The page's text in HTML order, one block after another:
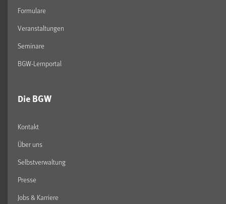
Formulare
Veranstaltungen
Seminare
BGW-Lernportal
Die BGW
Kontakt
Über uns
Selbstverwaltung
Presse
Jobs & Karriere